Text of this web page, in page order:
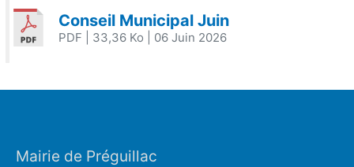
Conseil Municipal Juin
PDF | 33,36 Ko | 06 Juin 2026
Mairie de Préguillac